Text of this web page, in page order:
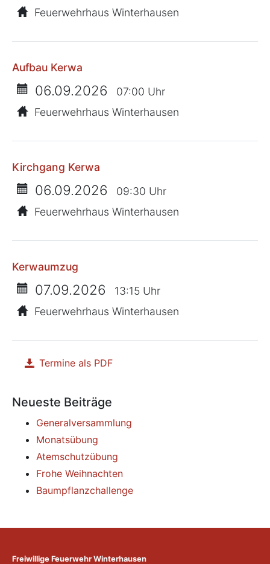
Feuerwehrhaus Winterhausen
Aufbau Kerwa
06.09.2026
07:00 Uhr
Feuerwehrhaus Winterhausen
Kirchgang Kerwa
06.09.2026
09:30 Uhr
Feuerwehrhaus Winterhausen
Kerwaumzug
07.09.2026
13:15 Uhr
Feuerwehrhaus Winterhausen
Termine als PDF
Neueste Beiträge
Generalversammlung
Monatsübung
Atemschutzübung
Frohe Weihnachten
Baumpflanzchallenge
Freiwillige Feuerwehr Winterhausen